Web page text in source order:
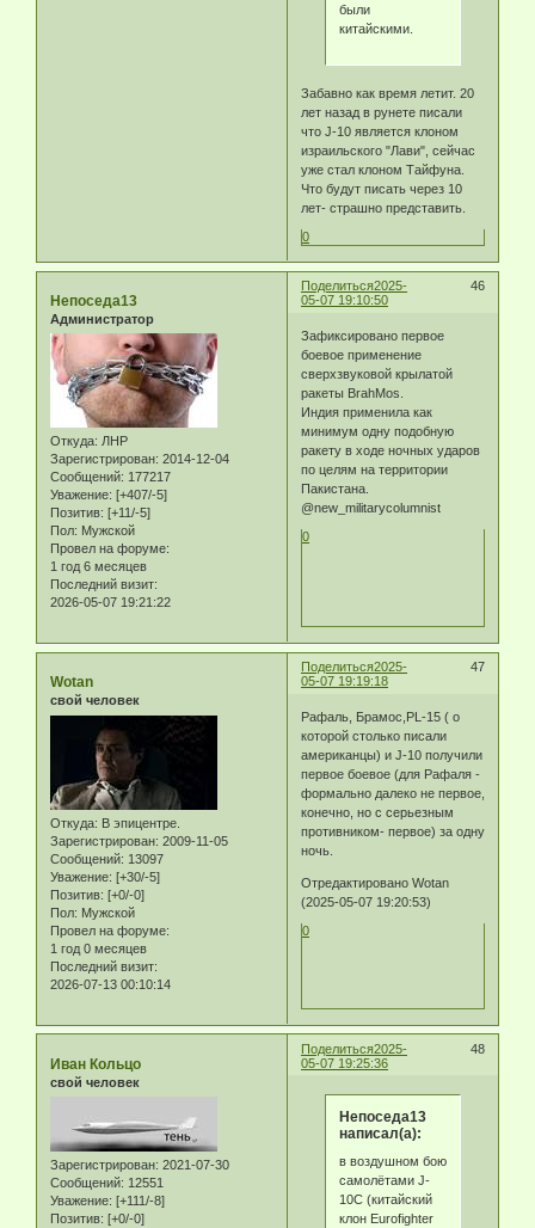
были
китайскими.
Забавно как время летит. 20
лет назад в рунете писали
что J-10 является клоном
израильского "Лави", сейчас
уже стал клоном Тайфуна.
Что будут писать через 10
лет- страшно представить.
0
Поделиться 46
2025-
05-07 19:10:50
Непоседа13
Администратор
Откуда: ЛНР
Зарегистрирован: 2014-12-04
Сообщений: 177217
Уважение: [+407/-5]
Позитив: [+11/-5]
Пол: Мужской
Провел на форуме:
1 год 6 месяцев
Последний визит:
2026-05-07 19:21:22
Зафиксировано первое
боевое применение
сверхзвуковой крылатой
ракеты BrahMos.
Индия применила как
минимум одну подобную
ракету в ходе ночных ударов
по целям на территории
Пакистана.
@new_militarycolumnist
0
Поделиться 47
2025-
05-07 19:19:18
Wotan
свой человек
Откуда: В эпицентре.
Зарегистрирован: 2009-11-05
Сообщений: 13097
Уважение: [+30/-5]
Позитив: [+0/-0]
Пол: Мужской
Провел на форуме:
1 год 0 месяцев
Последний визит:
2026-07-13 00:10:14
Рафаль, Брамос,PL-15 ( о
которой столько писали
американцы) и J-10 получили
первое боевое (для Рафаля -
формально далеко не первое,
конечно, но с серьезным
противником- первое) за одну
ночь.
Отредактировано Wotan
(2025-05-07 19:20:53)
0
Поделиться 48
2025-
05-07 19:25:36
Иван Кольцо
свой человек
Зарегистрирован: 2021-07-30
Сообщений: 12551
Уважение: [+111/-8]
Позитив: [+0/-0]
Непоседа13
написал(а):
в воздушном бою
самолётами J-
10C (китайский
клон Eurofighter